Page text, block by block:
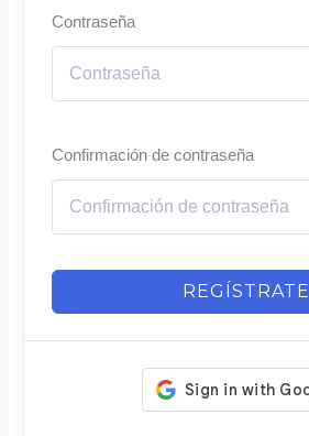
Contraseña
Confirmación de contraseña
REGÍSTRATE